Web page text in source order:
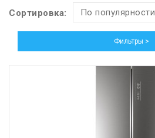
Сортировка: По популярности
Фильтры >